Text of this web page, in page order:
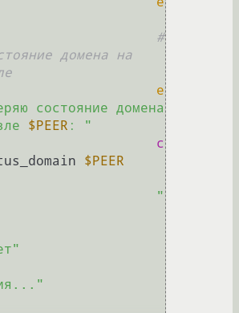
#
домена на
e
"Проверяю состояние домена
$PEER : "
c
$PEER
"